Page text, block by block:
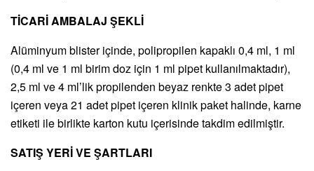
TİCARİ AMBALAJ ŞEKLİ
Alüminyum blister içinde, polipropilen kapaklı 0,4 ml, 1 ml
(0,4 ml ve 1 ml birim doz için 1 ml pipet kullanılmaktadır),
2,5 ml ve 4 ml’lik propilenden beyaz renkte 3 adet pipet
içeren veya 21 adet pipet içeren klinik paket halinde, karne
etiketi ile birlikte karton kutu içerisinde takdim edilmiştir.
SATIŞ YERİ VE ŞARTLARI